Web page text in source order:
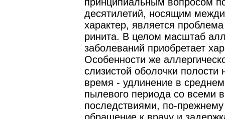
десятилетий, носящим
характер, является проблема
ринита. В целом масштаб
заболеваний приобретает
Особенности же
слизистой оболочки полости
время - удлинение в
пылевого периода со всеми
последствиями, по-